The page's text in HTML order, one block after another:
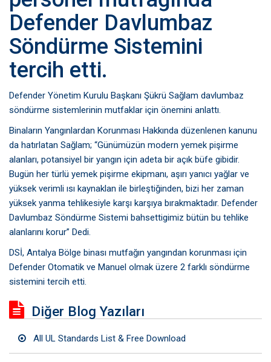
Defender Davlumbaz
Söndürme Sistemini
tercih etti.
Defender Yönetim Kurulu Başkanı Şükrü Sağlam davlumbaz
söndürme sistemlerinin mutfaklar için önemini anlattı.
Binaların Yangınlardan Korunması Hakkında düzenlenen kanunu
da hatırlatan Sağlam; “Günümüzün modern yemek pişirme
alanları, potansiyel bir yangın için adeta bir açık büfe gibidir.
Bugün her türlü yemek pişirme ekipmanı, aşırı yanıcı yağlar ve
yüksek verimli ısı kaynaklan ile birleştiğinden, bizi her zaman
yüksek yanma tehlikesiyle karşı karşıya bırakmaktadır. Defender
Davlumbaz Söndürme Sistemi bahsettigimiz bütün bu tehlike
alanlarını korur” Dedi.
DSİ, Antalya Bölge binası mutfağın yangından korunması için
Defender Otomatik ve Manuel olmak üzere 2 farklı söndürme
sistemini tercih etti.
Diğer Blog Yazıları
All UL Standards List & Free Download